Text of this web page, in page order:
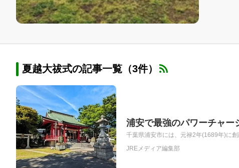
夏越大祓式の記事一覧（3件）
浦安で最強のパワーチャー
千葉県浦安市には、元禄2年(1689年)に
JREメディア編集部